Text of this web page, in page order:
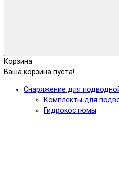
Корзина
Ваша корзина пуста!
Снаряжение для
Комплекты для
Гидрокостюмы